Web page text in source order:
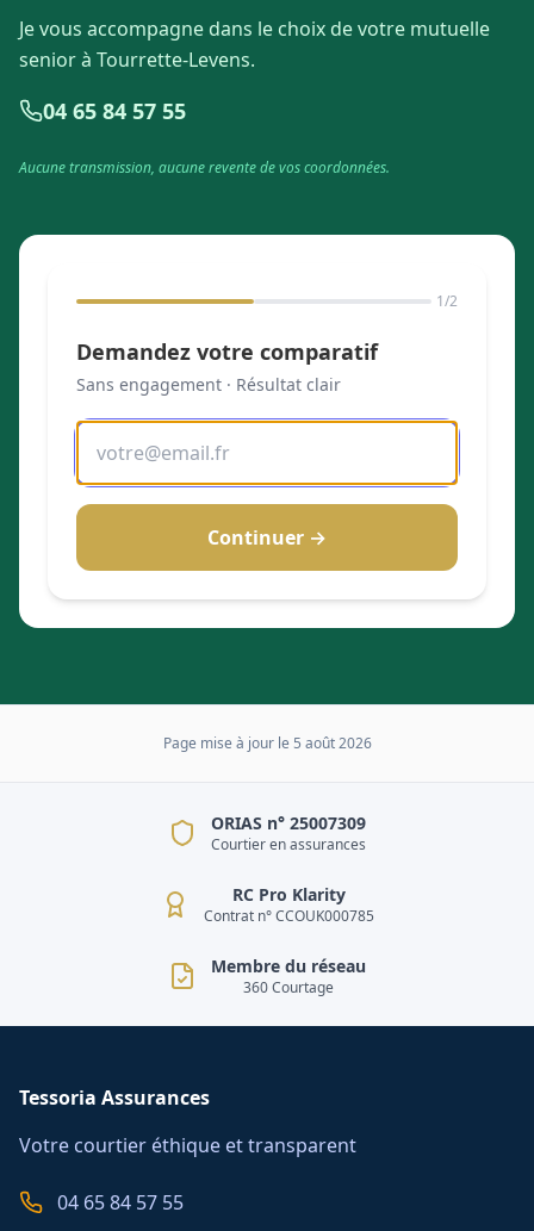
Je vous accompagne dans le choix de votre mutuelle
senior à Tourrette-Levens.
04 65 84 57 55
Aucune transmission, aucune revente de vos coordonnées.
1/2
Demandez votre comparatif
Sans engagement · Résultat clair
Continuer →
Page mise à jour le 5 août 2026
ORIAS n° 25007309
Courtier en assurances
RC Pro Klarity
Contrat n° CCOUK000785
Membre du réseau
360 Courtage
Tessoria Assurances
Votre courtier éthique et transparent
04 65 84 57 55